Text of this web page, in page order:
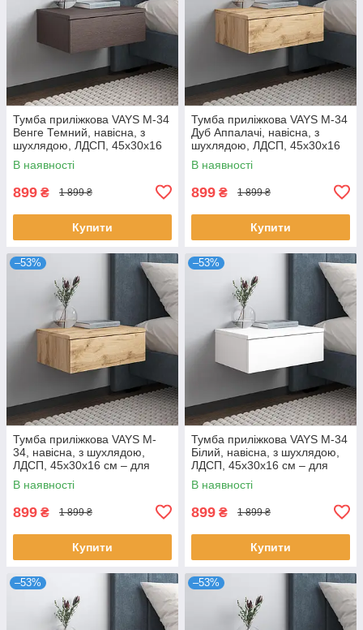
Тумба приліжкова VAYS M-34
Венге Темний, навісна, з
шухлядою, ЛДСП, 45х30х16
см – для спальні
В наявності
899 ₴ 1 899 ₴
Купити
Тумба приліжкова VAYS M-34
Дуб Аппалачі, навісна, з
шухлядою, ЛДСП, 45х30х16
см – для спальні
В наявності
899 ₴ 1 899 ₴
Купити
–53%
Тумба приліжкова VAYS M-
34, навісна, з шухлядою,
ЛДСП, 45х30х16 см – для
спальні
В наявності
899 ₴ 1 899 ₴
Купити
–53%
Тумба приліжкова VAYS M-34
Білий, навісна, з шухлядою,
ЛДСП, 45х30х16 см – для
спальні
В наявності
899 ₴ 1 899 ₴
Купити
–53% –53%